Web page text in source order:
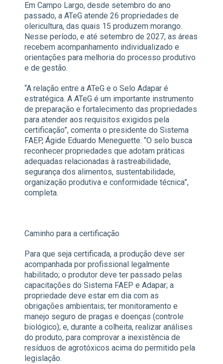
Em Campo Largo, desde setembro do ano
passado, a ATeG atende 26 propriedades de
olericultura, das quais 15 produzem morango.
Nesse período, e até setembro de 2027, as áreas
recebem acompanhamento individualizado e
orientações para melhoria do processo produtivo
e de gestão.
“A relação entre a ATeG e o Selo Adapar é
estratégica. A ATeG é um importante instrumento
de preparação e fortalecimento das propriedades
para atender aos requisitos exigidos pela
certificação”, comenta o presidente do Sistema
FAEP, Ágide Eduardo Meneguette. “O selo busca
reconhecer propriedades que adotam práticas
adequadas relacionadas à rastreabilidade,
segurança dos alimentos, sustentabilidade,
organização produtiva e conformidade técnica”,
completa.
Caminho para a certificação
Para que seja certificada, a produção deve ser
acompanhada por profissional legalmente
habilitado; o produtor deve ter passado pelas
capacitações do Sistema FAEP e Adapar; a
propriedade deve estar em dia com as
obrigações ambientais; ter monitoramento e
manejo seguro de pragas e doenças (controle
biológico); e, durante a colheita, realizar análises
do produto, para comprovar a inexistência de
resíduos de agrotóxicos acima do permitido pela
legislação.